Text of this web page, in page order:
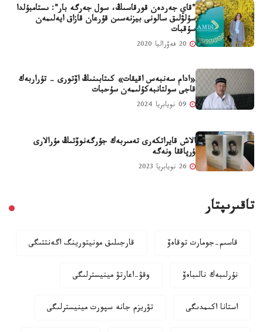
"قاي جەردەن قورقاسىڭ، سول جەرگە بار": ىستامبۇلدا
سۇلۋلىق سالونى بيزنەسىن قۇرعان قازاق ايەلىمەن
سۇقبات
«ادام سەنبەس اقيقات» كىتابىنىڭ اۆتورى - تۇراربەك
قاجى سولتانبەكۇلىمەن سۇحبات
الاش قايراتكەرى تەمىربەك جۇرگەنوۆتىڭ مۇرالارى
ۇرپاققا ونەگە
تاقىرىپتار
قاسىم-جومارت توقاەۆ قارجىلىق مونيتورينگ اگەنتتىگى
نۇرلىبەك نالىباەۆ وقۋ-اعارتۋ مينيسترلىگى
استانا اكىمدىگى تۋريزم جانە سپورت مينيسترلىگى